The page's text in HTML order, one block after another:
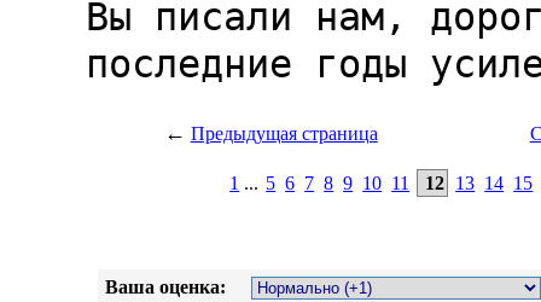
← Предыдущая страница
1 ... 5 6 7 8 9 10 11 12 13 14 15
Ваша оценка: